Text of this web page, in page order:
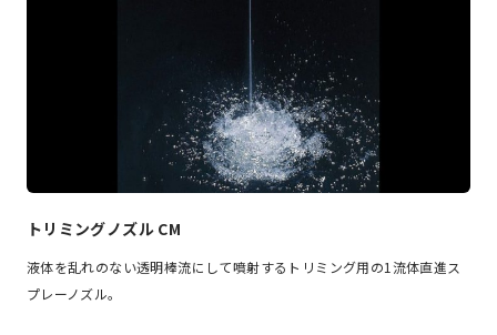
トリミングノズル CM
液体を乱れのない透明棒流にして噴射するトリミング用の1流体直進ス
プレーノズル。